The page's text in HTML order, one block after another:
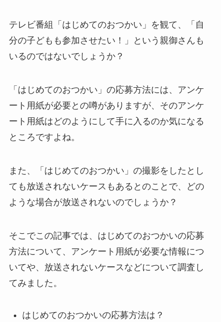
テレビ番組「はじめてのおつかい」を観て、「自
分の子どもも参加させたい！」という親御さんも
いるのではないでしょうか？
「はじめてのおつかい」の応募方法には、アンケ
ート用紙が必要との噂がありますが、そのアンケ
ート用紙はどのようにして手に入るのか気になる
ところですよね。
また、「はじめてのおつかい」の撮影をしたとし
ても放送されないケースもあるとのことで、どの
ような場合が放送されないのでしょうか？
そこでこの記事では、 はじめてのおつかいの応募
方法について、アンケート用紙が必要な情報につ
いてや、放送されないケースなどについて調査し
てみました。
はじめてのおつかいの応募方法は？